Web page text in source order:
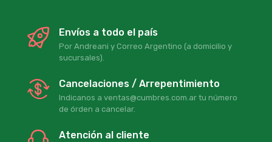
Envíos a todo el país
Por Andreani y Correo Argentino (a domicilio y
sucursales).
Cancelaciones / Arrepentimiento
Indicanos a ventas@cumbres.com.ar tu número
de órden a cancelar.
Atención al cliente